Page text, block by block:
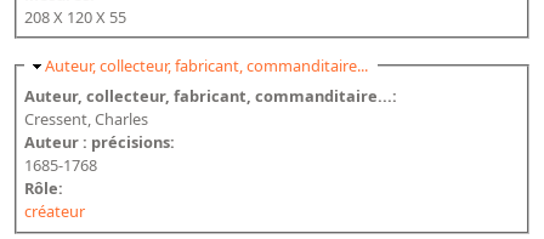
Publications
Guides des sources publiés
Ouvrages et documents sur la BnF numérisés dans Gallica
Revue de la Bibliothèque nationale de France
Directeurs de la Bibliothèque nationale du XIVe siècle à nos jours
208 X 120 X 55
Masquer
Auteur, collecteur, fabricant, commanditaire...
Auteur, collecteur, fabricant, commanditaire...:
Cressent, Charles
Auteur : précisions:
1685-1768
Rôle:
créateur